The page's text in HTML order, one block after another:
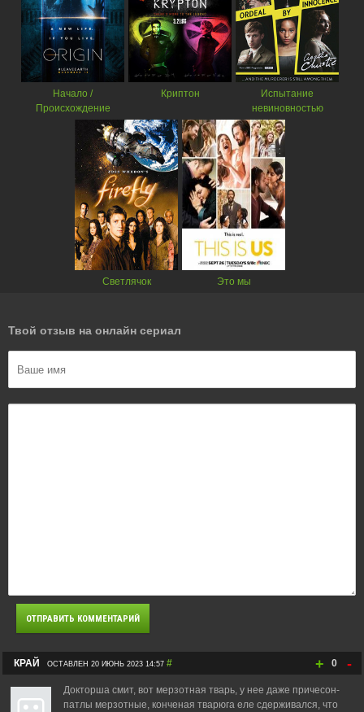
Начало /
Происхождение
Криптон
Испытание
невиновностью
Светлячок Это мы
Твой отзыв на онлайн сериал
+ 0 -
КРАЙ ОСТАВЛЕН 20 ИЮНЬ 2023 14:57 #
Докторша смит, вот мерзотная тварь, у нее даже причесон-
патлы мерзотные, конченая тварюга еле сдерживался, что